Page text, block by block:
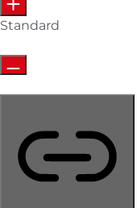
Standard